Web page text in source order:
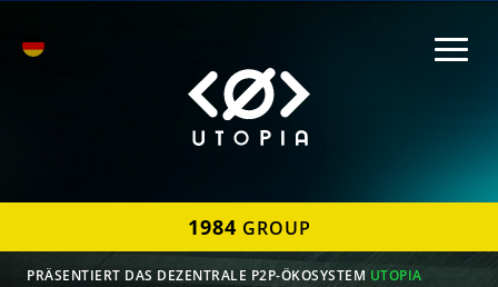
1984 GROUP
PRÄSENTIERT DAS DEZENTRALE P2P-ÖKOSYSTEM UTOPIA